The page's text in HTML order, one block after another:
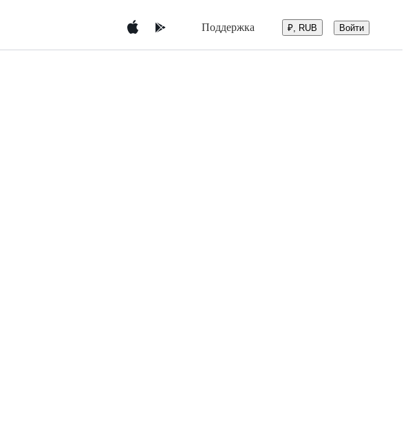
Поддержка ₽, RUB Войти